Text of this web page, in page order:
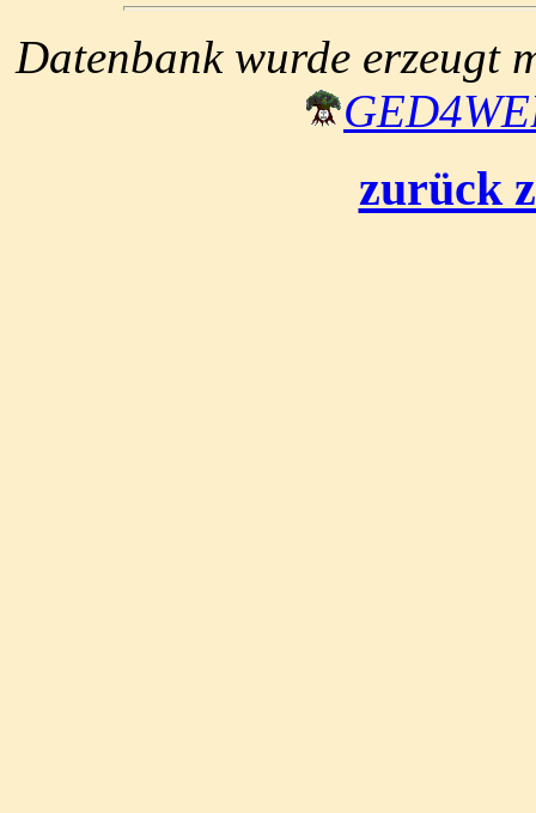
Datenbank wurde erzeugt
zurück